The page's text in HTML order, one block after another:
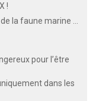
!
la faune marine ...
pour l’être
dans les